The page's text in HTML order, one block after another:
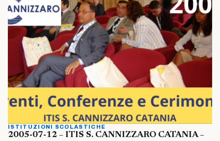
ISTITUZIONI SCOLASTICHE
2005-07-12 – ITIS S. CANNIZZARO CATANIA –